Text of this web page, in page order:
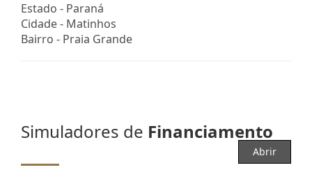
Estado - Paraná
Cidade - Matinhos
Bairro - Praia Grande
Simuladores de Financiamento
Abrir